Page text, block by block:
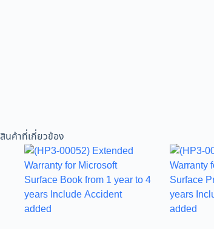
สินค้าที่เกี่ยวข้อง